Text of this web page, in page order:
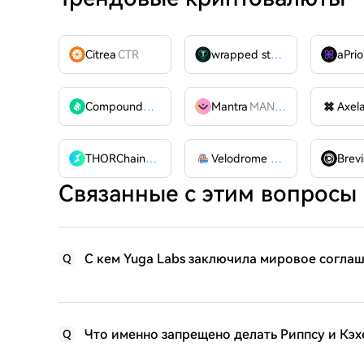
CitreaCTR wrapped stUSDT WSTUSDT
Compound
COMP Mantra MANTRA
THORChain
RUNE Velodrome Finance
Связанные с этим вопросы
Q С кем Yuga Labs заключила мировое
Q Что именно запрещено делать Риппсу и